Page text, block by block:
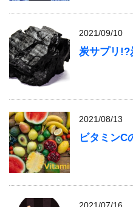
2021/09/10
炭サプリ!?
2021/08/13
ビタミンC